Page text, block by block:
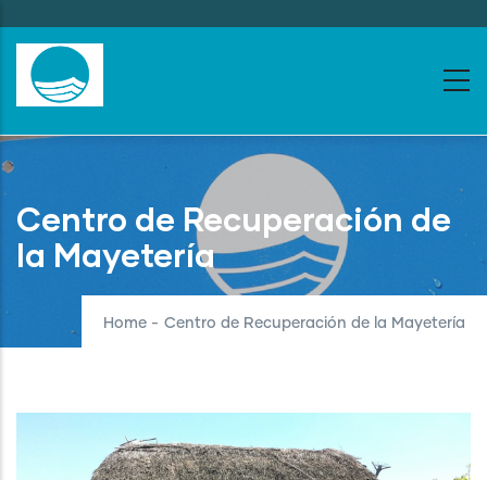
to
main
content
Centro de Recuperación de
la Mayetería
Home - Centro de Recuperación de la Mayetería